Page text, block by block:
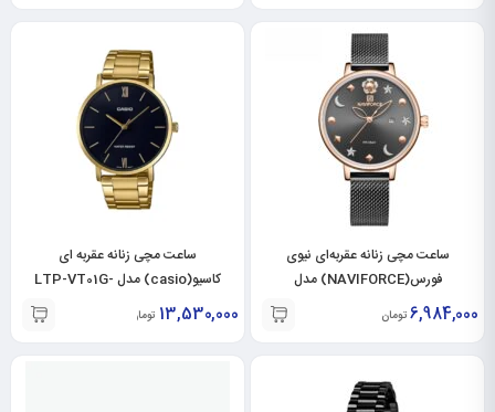
ساعت مچی زنانه عقربه‌ای نیوی
فورس(NAVIFORCE) مدل
NF5009L-GR-RO6,984,000 تومان
ساعت مچی زنانه عقربه ای
کاسیو(casio) مدل LTP-VT01G-
13,530,000 تومان